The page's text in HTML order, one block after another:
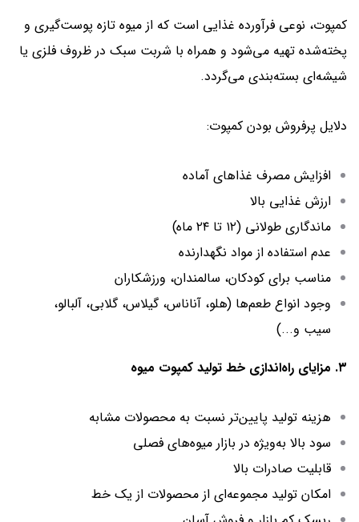
کمپوت، نوعی فرآورده غذایی است که از میوه تازه پوست‌گیری و
پخته‌شده تهیه می‌شود و همراه با شربت سبک در ظروف فلزی یا
شیشه‌ای بسته‌بندی می‌گردد.
دلایل پرفروش بودن کمپوت:
افزایش مصرف غذاهای آماده
ارزش غذایی بالا
ماندگاری طولانی (۱۲ تا ۲۴ ماه)
عدم استفاده از مواد نگهدارنده
مناسب برای کودکان، سالمندان، ورزشکاران
وجود انواع طعم‌ها (هلو، آناناس، گیلاس، گلابی، آلبالو،
سیب و...)
۳. مزایای راه‌اندازی خط تولید کمپوت میوه
هزینه تولید پایین‌تر نسبت به محصولات مشابه
سود بالا به‌ویژه در بازار میوه‌های فصلی
قابلیت صادرات بالا
امکان تولید مجموعه‌ای از محصولات از یک خط